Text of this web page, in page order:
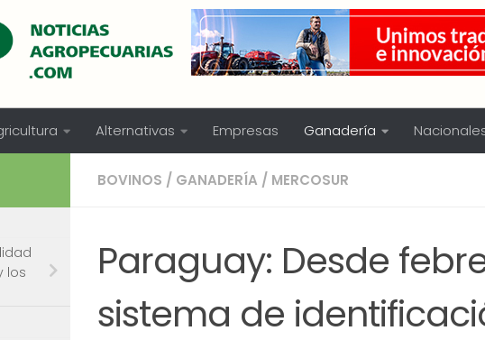
Alternativas Empresas Ganadería
BOVINOS / GANADERÍA / MERCOSUR
Paraguay: Desde
sistema de
los